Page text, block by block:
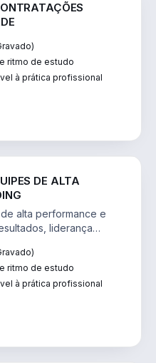
ritmo de estudo
à prática profissional
DE ALTA
alta performance e
liderança
ritmo de estudo
à prática profissional